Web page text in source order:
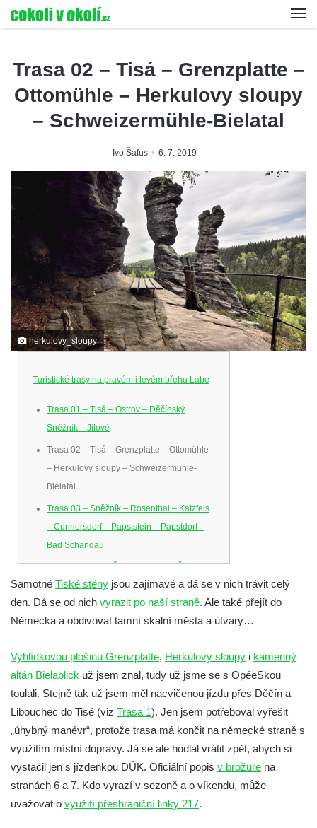
Trasa 02 – Tisá – Grenzplatte –
Ottomühle – Herkulovy sloupy
– Schweizermühle-Bielatal
Ivo Šafus 6. 7. 2019
herkulovy_sloupy
Turistické trasy na pravém i levém břehu Labe
Trasa 01 – Tisá – Ostrov – Děčínský
Sněžník – Jílové
Trasa 02 – Tisá – Grenzplatte – Ottomühle
– Herkulovy sloupy – Schweizermühle-
Bielatal
Trasa 03 – Sněžník – Rosenthal – Katzfels
– Cunnersdorf – Papststein – Papstdorf –
Bad Schandau
Brána – Dolní Žleb
Trasa 05 – Hřensko – Schöna – Zirkelstein
– Kaiserkrone – Schmilka-Hirschmühle
Trasa 07 – Děčín – Kvádrberk – Labská
Stráž – Růžový hřeben – Belveder – Dolní
Trasa 08 – Hřensko – Janov – Hájenky –
Mezní můstek – Divoká soutěska – Mezní
Louka
Trasa 09 – Hřensko – Edmundova soutěska
Samotné Tiské stěny jsou zajímavé a dá se v nich trávit celý
den. Dá se od nich vyrazit po naší straně. Ale také přejít do
Německa a obdivovat tamní skalní města a útvary…
Vyhlídkovou plošinu Grenzplatte, Herkulovy sloupy i kamenný
altán Bielablick už jsem znal, tudy už jsme se s OpéeSkou
toulali. Stejně tak už jsem měl nacvičenou jízdu přes Děčín a
Libouchec do Tisé (viz Trasa 1). Jen jsem potřeboval vyřešit
„úhybný manévr“, protože trasa má končit na německé straně s
využitím místní dopravy. Já se ale hodlal vrátit zpět, abych si
vystačil jen s jízdenkou DÚK. Oficiální popis v brožuře na
stranách 6 a 7. Kdo vyrazí v sezoně a o víkendu, může
uvažovat o využití přeshraniční linky 217.